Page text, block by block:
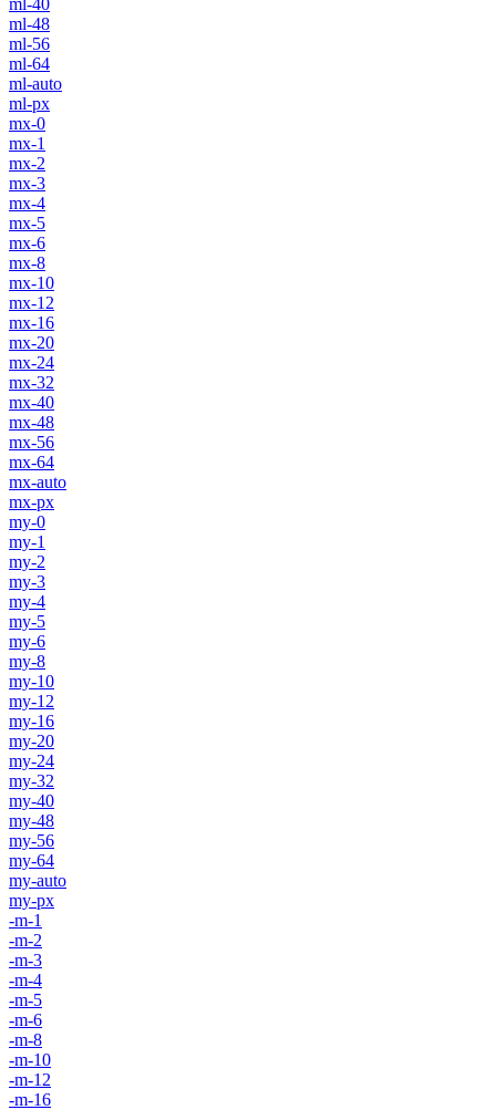
ml-48
ml-56
ml-64
ml-auto
ml-px
mx-0
mx-1
mx-2
mx-3
mx-4
mx-5
mx-6
mx-8
mx-10
mx-12
mx-16
mx-20
mx-24
mx-32
mx-40
mx-48
mx-56
mx-64
mx-auto
mx-px
my-0
my-1
my-2
my-3
my-4
my-5
my-6
my-8
my-10
my-12
my-16
my-20
my-24
my-32
my-40
my-48
my-56
my-64
my-auto
my-px
-m-1
-m-2
-m-3
-m-4
-m-5
-m-6
-m-8
-m-10
-m-12
-m-16